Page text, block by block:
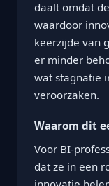
daalt omdat
waardoor
keerzijde van
er minder
wat stagnatie
veroorzaken.
Waarom dit
Voor BI-
dat ze in een